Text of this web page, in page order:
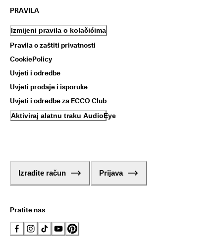
PRAVILA
Izmijeni pravila o kolačićima
Pravila o zaštiti privatnosti
CookiePolicy
Uvjeti i odredbe
Uvjeti prodaje i isporuke
Uvjeti i odredbe za ECCO Club
Aktiviraj alatnu traku AudioEye
Izradite račun Prijava
Pratite nas